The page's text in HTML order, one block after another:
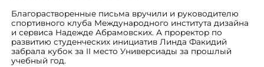
Благорастворенные письма вручили и руководителю
спортивного клуба Международного института дизайна
и сервиса Надежде Абрамовских. А проректор по
развитию студенческих инициатив Линда Факидий
забрала кубок за II место Универсиады за прошлый
учебный год.